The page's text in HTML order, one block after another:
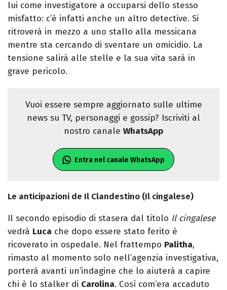
lui come investigatore a occuparsi dello stesso
misfatto: c’è infatti anche un altro detective. Si
ritroverà in mezzo a uno stallo alla messicana
mentre sta cercando di sventare un omicidio. La
tensione salirà alle stelle e la sua vita sarà in
grave pericolo.
Vuoi essere sempre aggiornato sulle ultime
news su TV, personaggi e gossip? Iscriviti al
nostro canale WhatsApp
Entra nel canale WhatsApp
Le anticipazioni de Il Clandestino (Il cingalese)
Il secondo episodio di stasera dal titolo Il cingalese
vedrà Luca che dopo essere stato ferito è
ricoverato in ospedale. Nel frattempo Palitha,
rimasto al momento solo nell’agenzia investigativa,
porterà avanti un’indagine che lo aiuterà a capire
chi è lo stalker di Carolina. Così com’era accaduto